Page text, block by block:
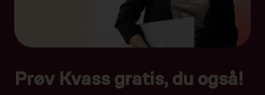
Prøv Kvass gratis, du også!